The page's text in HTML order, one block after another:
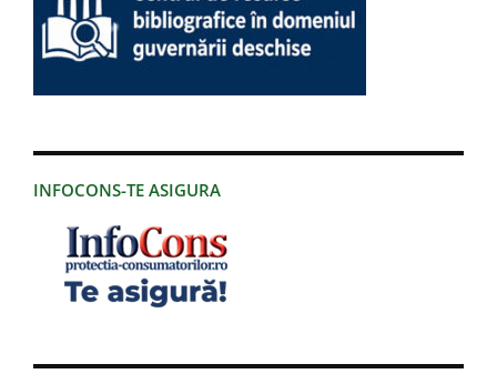
INFOCONS-TE ASIGURA